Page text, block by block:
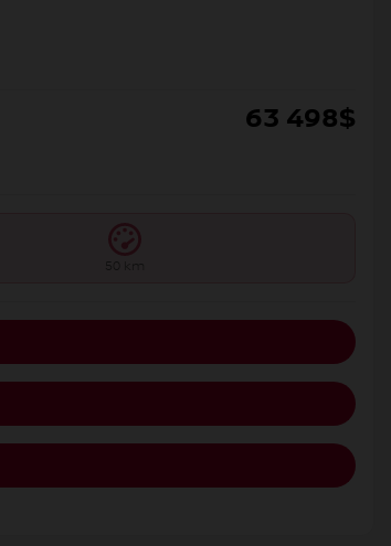
63 498$